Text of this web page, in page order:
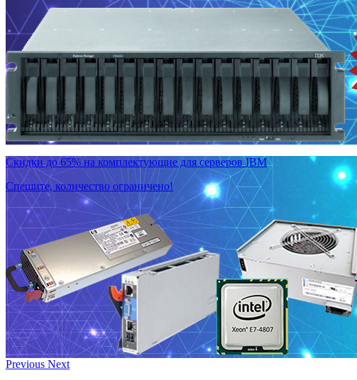
Скидки до 65% на комплектующие для серверов IBM
Спешите, количество ограничено!
Previous Next